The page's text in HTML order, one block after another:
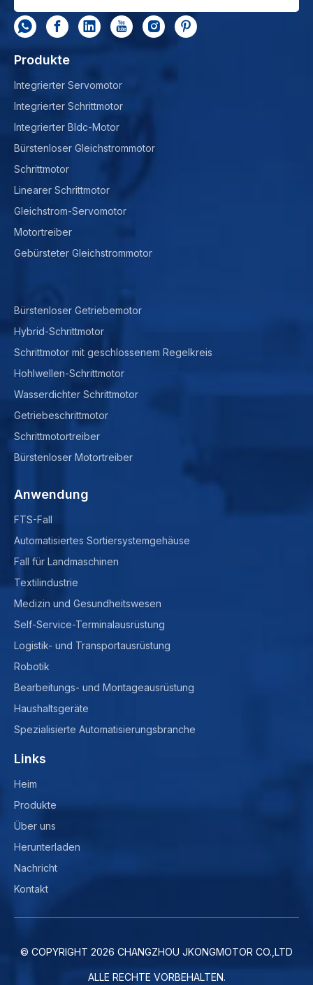
Produkte
Integrierter Servomotor
Integrierter Schrittmotor
Integrierter Bldc-Motor
Bürstenloser Gleichstrommotor
Schrittmotor
Linearer Schrittmotor
Gleichstrom-Servomotor
Motortreiber
Gebürsteter Gleichstrommotor
Bürstenloser Getriebemotor
Hybrid-Schrittmotor
Schrittmotor mit geschlossenem Regelkreis
Hohlwellen-Schrittmotor
Wasserdichter Schrittmotor
Getriebeschrittmotor
Schrittmotortreiber
Bürstenloser Motortreiber
Anwendung
FTS-Fall
Automatisiertes Sortiersystemgehäuse
Fall für Landmaschinen
Textilindustrie
Medizin und Gesundheitswesen
Self-Service-Terminalausrüstung
Logistik- und Transportausrüstung
Robotik
Bearbeitungs- und Montageausrüstung
Haushaltsgeräte
Spezialisierte Automatisierungsbranche
Links
Heim
Produkte
Über uns
Herunterladen
Nachricht
Kontakt
© COPYRIGHT 2026 CHANGZHOU JKONGMOTOR CO.,LTD
ALLE RECHTE VORBEHALTEN.